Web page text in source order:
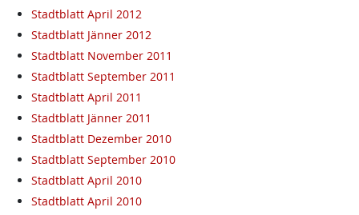
Stadtblatt April 2012
Stadtblatt Jänner 2012
Stadtblatt November 2011
Stadtblatt September 2011
Stadtblatt April 2011
Stadtblatt Jänner 2011
Stadtblatt Dezember 2010
Stadtblatt September 2010
Stadtblatt April 2010
Stadtblatt April 2010